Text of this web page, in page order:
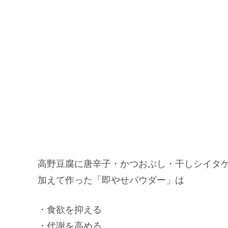
高野豆腐に唐辛子・かつおぶし・干しシイタ
加えて作った「即やせパウダー」は
・食欲を抑える
・代謝を高める